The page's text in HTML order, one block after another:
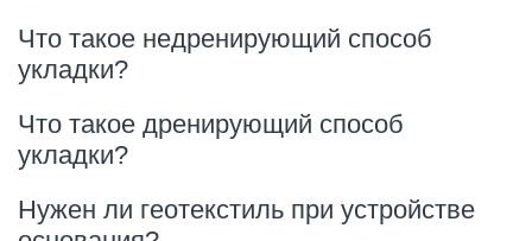
Что такое недренирующий способ
укладки?
Что такое дренирующий способ
укладки?
Нужен ли геотекстиль при устройстве